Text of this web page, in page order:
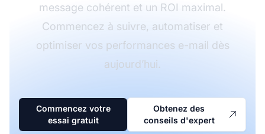
message cohérent et un ROI maximal.
Commencez à suivre, automatiser et
optimiser vos performances e-mail dès
aujourd’hui.
Commencez votre
essai gratuit
Obtenez des
conseils d'expert